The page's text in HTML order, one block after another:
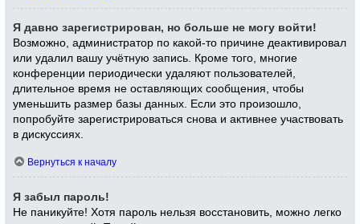
Я давно зарегистрирован, но больше не могу войти!
Возможно, администратор по какой-то причине деактивировал
или удалил вашу учётную запись. Кроме того, многие
конференции периодически удаляют пользователей,
длительное время не оставляющих сообщения, чтобы
уменьшить размер базы данных. Если это произошло,
попробуйте зарегистрироваться снова и активнее участвовать
в дискуссиях.
Вернуться к началу
Я забыл пароль!
Не паникуйте! Хотя пароль нельзя восстановить, можно легко